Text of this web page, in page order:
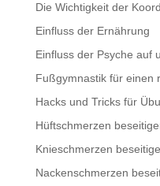
Die Wichtigkeit der
Einfluss der Ernährung
Einfluss der Psyche auf
Fußgymnastik für einen
Hacks und Tricks für
Hüftschmerzen
Knieschmerzen
Nackenschmerzen